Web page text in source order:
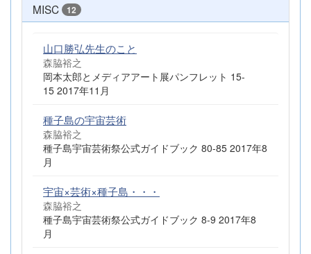
MISC 12
山口勝弘先生のこと
森脇裕之
岡本太郎とメディアアート展パンフレット 15-
15 2017年11月
種子島の宇宙芸術
森脇裕之
種子島宇宙芸術祭公式ガイドブック 80-85 2017年8
月
宇宙×芸術×種子島・・・
森脇裕之
種子島宇宙芸術祭公式ガイドブック 8-9 2017年8
月